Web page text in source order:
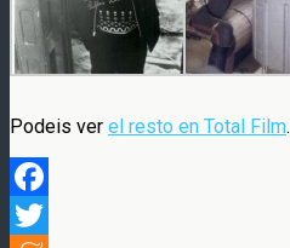
Podeis ver el resto en Total Film.
Facebook